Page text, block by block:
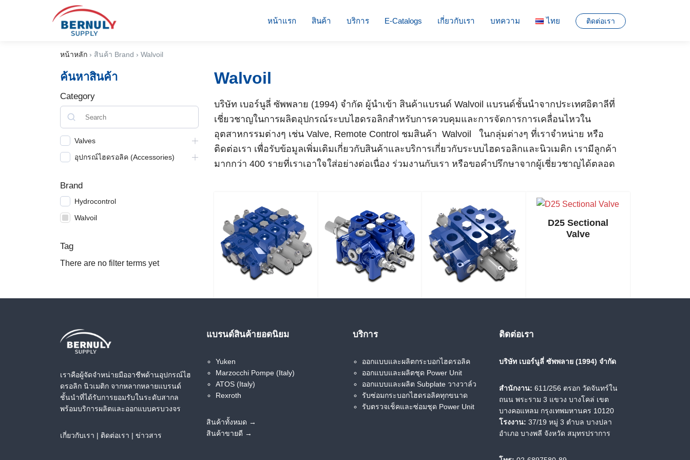
หน้าแรก สินค้า บริการ E-Catalogs เกี่ยวกับเรา บทความ ไทย ติดต่อเรา
English
ไทย
หน้าหลัก › สินค้า Brand › Walvoil
Walvoil
บริษัท เบอร์นูลี่ ซัพพลาย (1994) จำกัด ผู้นำเข้า สินค้าแบรนด์ Walvoil แบรนด์ชั้นนำจากประเทศอิตาลีที่
เชี่ยวชาญในการผลิตอุปกรณ์ระบบไฮดรอลิกสำหรับการควบคุมและการจัดการการเคลื่อนไหวใน
อุตสาหกรรมต่างๆ เช่น Valve, Remote Control ชมสินค้า Walvoil ในกลุ่มต่างๆ ที่เราจำหน่าย หรือ
ติดต่อเรา เพื่อรับข้อมูลเพิ่มเติมเกี่ยวกับสินค้าและบริการเกี่ยวกับระบบไฮดรอลิกและนิวเมติก เรามีลูกค้า
มากกว่า 400 รายที่เราเอาใจใส่อย่างต่อเนื่อง ร่วมงานกับเรา หรือขอคำปรึกษาจากผู้เชี่ยวชาญได้ตลอด
D25 Sectional
Valve
Valve
D6 Sectional
RCM Stackable
Single Axis Lever
Remote Control
ค้นหาสินค้า
Category
Valves
อุปกรณ์ไฮดรอลิค (Accessories)
Brand
Hydrocontrol
Walvoil
Tag
There are no filter terms yet
เราคือผู้จัดจำหน่ายมืออาชีพด้านอุปกรณ์ไฮ
ดรอลิก นิวเมติก จากหลากหลายแบรนด์
ชั้นนำที่ได้รับการยอมรับในระดับสากล
พร้อมบริการผลิตและออกแบบครบวงจร
เกี่ยวกับเรา | ติดต่อเรา | ข่าวสาร
แบรนด์สินค้ายอดนิยม
Yuken
Marzocchi Pompe (Italy)
ATOS (Italy)
Rexroth
สินค้าทั้งหมด →
สินค้าขายดี →
บริการ
ออกแบบและผลิตกระบอกไฮดรอลิค
ออกแบบและผลิตชุด Power Unit
ออกแบบและผลิต Subplate วางวาล์ว
รับซ่อมกระบอกไฮดรอลิคทุกขนาด
รับตรวจเช็คและซ่อมชุด Power Unit
ติดต่อเรา
บริษัท เบอร์นูลี่ ซัพพลาย (1994) จำกัด
สำนักงาน: 611/256 ตรอก วัดจันทร์ใน
ถนน พระราม 3 แขวง บางโคล่ เขต
บางคอแหลม กรุงเทพมหานคร 10120
โรงงาน: 37/19 หมู่ 3 ตำบล บางปลา
อำเภอ บางพลี จังหวัด สมุทรปราการ